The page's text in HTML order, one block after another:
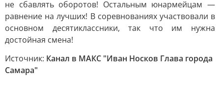
не сбавлять оборотов! Остальным юнармейцам —
равнение на лучших! В соревнованиях участвовали в
основном десятиклассники, так что им нужна
достойная смена!
Источник: Канал в МАКС "Иван Носков Глава города
Самара"